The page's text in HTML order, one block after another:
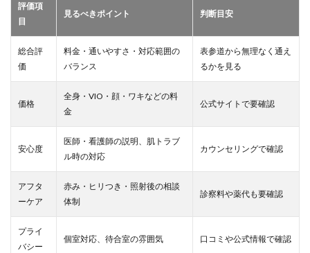
評価項
目
見るべきポイント 判断目安
総合評
価
料金・通いやすさ・対応範囲の
バランス
表参道から無理なく通え
るかを見る
価格
全身・VIO・顔・ワキなどの料
金
公式サイトで要確認
安心度
医師・看護師の説明、肌トラブ
ル時の対応
カウンセリングで確認
アフタ
ーケア
赤み・ヒリつき・照射後の相談
体制
診察料や薬代も要確認
プライ
バシー
個室対応、待合室の雰囲気 口コミや公式情報で確認